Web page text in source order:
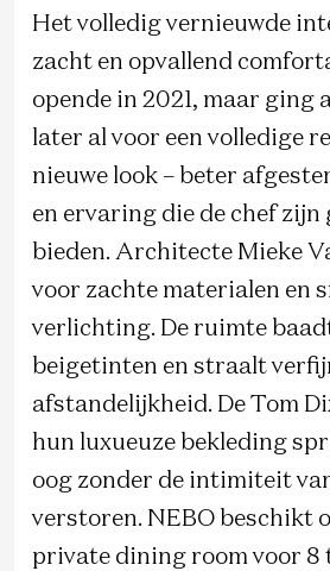
Het volledig vernieuwde
zacht en opvallend
opende in 2021, maar ging
later al voor een volledige
nieuwe look – beter
en ervaring die de chef zijn
bieden. Architecte Mieke
voor zachte materialen en
verlichting. De ruimte
beigetinten en straalt
afstandelijkheid. De Tom
hun luxueuze bekleding
oog zonder de intimiteit
verstoren. NEBO beschikt
private dining room voor 8